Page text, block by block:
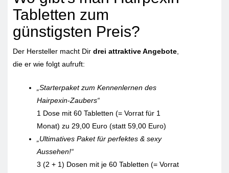
Tabletten zum
günstigsten Preis?
Der Hersteller macht Dir drei attraktive Angebote,
die er wie folgt aufruft:
„Starterpaket zum Kennenlernen des
Hairpexin-Zaubers“
1 Dose mit 60 Tabletten (= Vorrat für 1
Monat) zu 29,00 Euro (statt 59,00 Euro)
„Ultimatives Paket für perfektes & sexy
Aussehen!“
3 (2 + 1) Dosen mit je 60 Tabletten (= Vorrat